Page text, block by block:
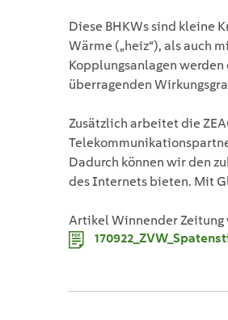
Diese BHKWs sind kleine
Wärme („heiz“), als auch
Kopplungsanlagen
überragenden
Zusätzlich arbeitet die
Dadurch können wir den
des Internets bieten. Mit
Artikel Winnender Zeitung